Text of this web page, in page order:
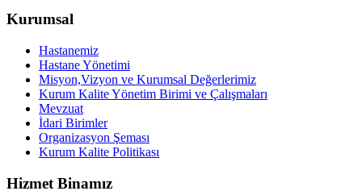
Kurumsal
Hastanemiz
Hastane Yönetimi
Misyon,Vizyon ve Kurumsal Değerlerimiz
Kurum Kalite Yönetim Birimi ve Çalışmaları
Mevzuat
İdari Birimler
Organizasyon Şeması
Kurum Kalite Politikası
Hizmet Binamız